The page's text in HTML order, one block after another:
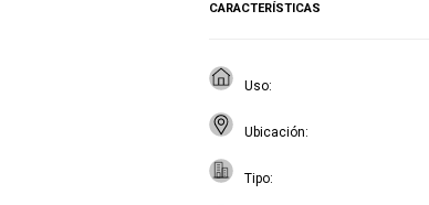
CARACTERÍSTICAS
Uso
Ubicación
Tipo